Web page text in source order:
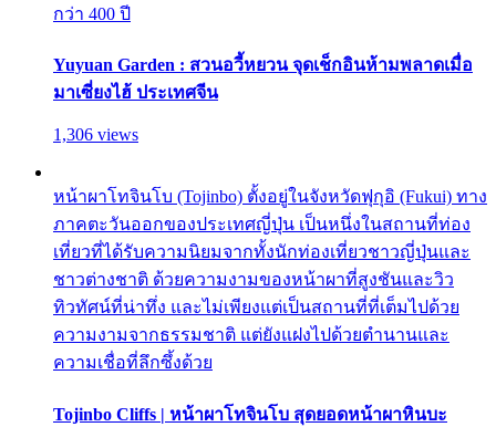
กว่า 400 ปี
Yuyuan Garden : สวนอวี้หยวน จุดเช็กอินห้ามพลาดเมื่อ
มาเซี่ยงไฮ้ ประเทศจีน
1,306 views
หน้าผาโทจินโบ (Tojinbo) ตั้งอยู่ในจังหวัดฟุกุอิ (Fukui) ทาง
ภาคตะวันออกของประเทศญี่ปุ่น เป็นหนึ่งในสถานที่ท่อง
เที่ยวที่ได้รับความนิยมจากทั้งนักท่องเที่ยวชาวญี่ปุ่นและ
ชาวต่างชาติ ด้วยความงามของหน้าผาที่สูงชันและวิว
ทิวทัศน์ที่น่าทึ่ง และไม่เพียงแต่เป็นสถานที่ที่เต็มไปด้วย
ความงามจากธรรมชาติ แต่ยังแฝงไปด้วยตำนานและ
ความเชื่อที่ลึกซึ้งด้วย
Tojinbo Cliffs | หน้าผาโทจินโบ สุดยอดหน้าผาหินบะ